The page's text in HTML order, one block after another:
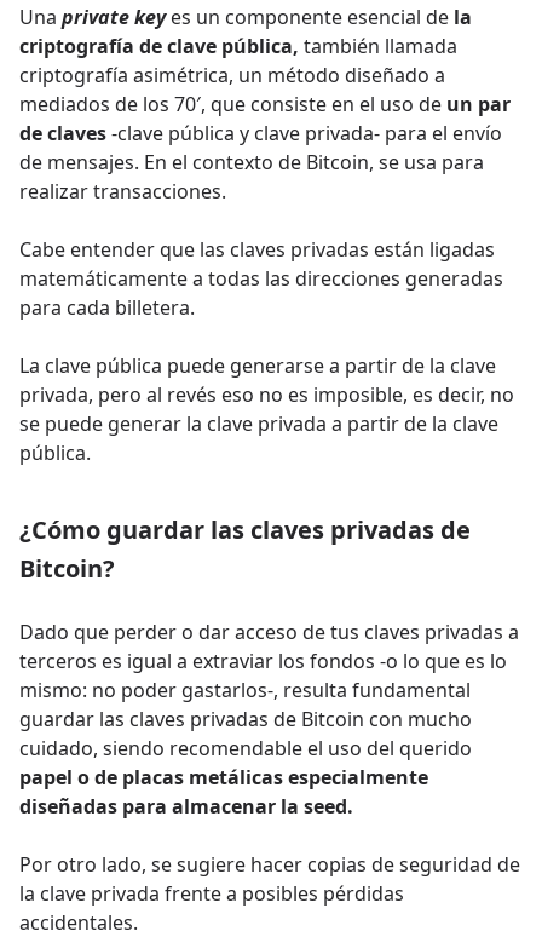
Una private keyes un componente esencial de la
criptografía de clave pública, también llamada
criptografía asimétrica, un método diseñado a
mediados de los 70′, que consiste en el uso de un par
de claves-clave pública y clave privada- para el envío
de mensajes. En el contexto de Bitcoin, se usa para
realizar transacciones.
Cabe entender que las claves privadas están ligadas
matemáticamente a todas las direcciones generadas
para cada billetera.
La clave pública puede generarse a partir de la clave
privada, pero al revés eso no es imposible, es decir, no
se puede generar la clave privada a partir de la clave
pública.
¿Cómo guardar las claves privadas de
Bitcoin?
Dado que perder o dar acceso de tus claves privadas a
terceros es igual a extraviar los fondos -o lo que es lo
mismo: no poder gastarlos-, resulta fundamental
guardar las claves privadas de Bitcoin con mucho
cuidado, siendo recomendable el uso del querido
papel o de placas metálicas especialmente
diseñadas para almacenar la seed.
Por otro lado, se sugiere hacer copias de seguridad de
la clave privada frente a posibles pérdidas
accidentales.